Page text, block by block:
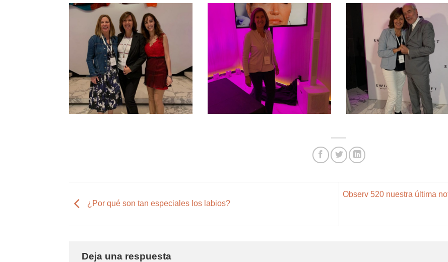
¿Por qué son tan especiales los labios?
Observ 520 nuestra última
Deja una respuesta